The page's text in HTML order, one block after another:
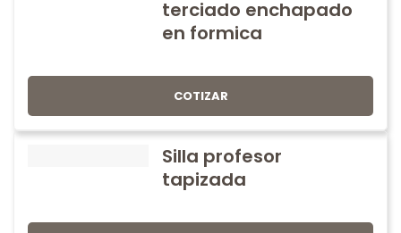
terciado enchapado
en formica
COTIZAR
Silla profesor
tapizada